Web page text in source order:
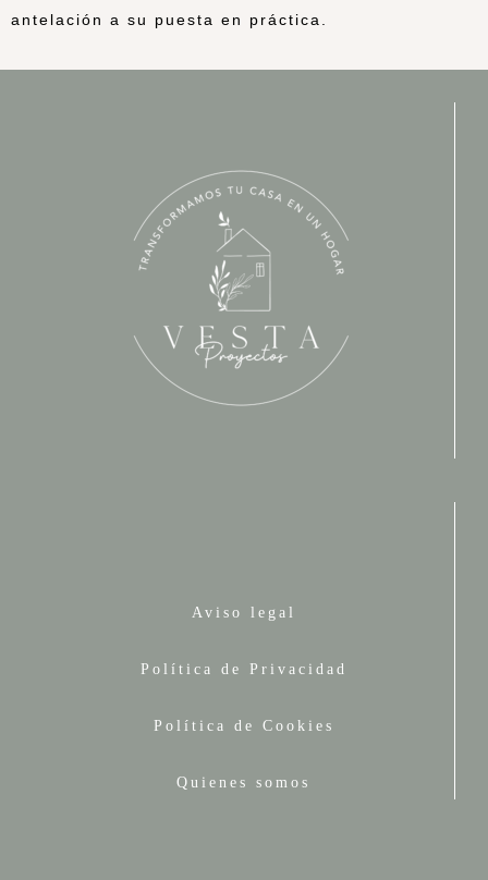
antelación a su puesta en práctica.
Aviso legal
Política de Privacidad
Política de Cookies
Quienes somos